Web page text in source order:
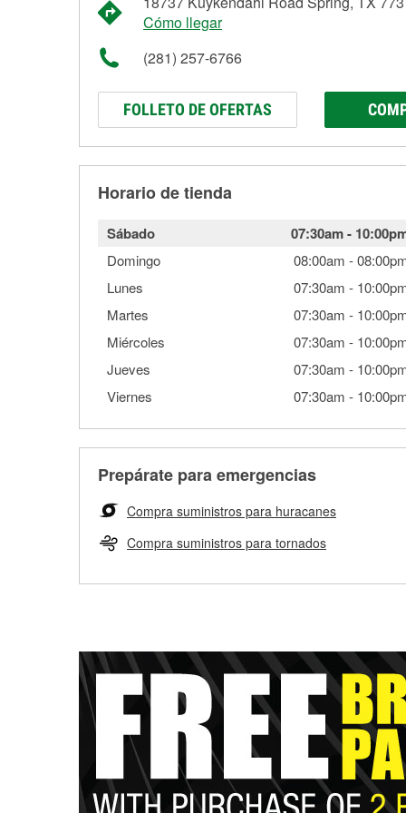
Cómo llegar
(281) 257-6766
FOLLETO DE OFERTAS
Horario de tienda
Sábado 07:30am-
Domingo 08:00am -
Lunes
07:30am -
Martes
07:30am -
Miércoles
07:30am -
Jueves
07:30am -
Viernes
07:30am -
Prepárate para emergencias
Compra suministros para huracanes
Compra suministros para tornados